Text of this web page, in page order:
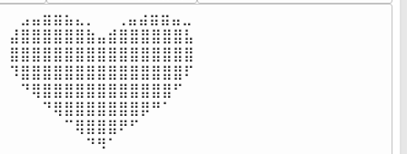
⠀⣠⣤⣶⣶⣦⣄⡀  ⠀⢀⣤⣴⣶⣶⣤⣀⠀
⣼⣿⣿⣿⣿⣿⣿⣷⣤⣾⣿⣿⣿⣿⣿⣿⣧
⣿⣿⣿⣿⣿⣿⣿⣿⣿⣿⣿⣿⣿⣿⣿⣿⣿
⠹⣿⣿⣿⣿⣿⣿⣿⣿⣿⣿⣿⣿⣿⣿⣿⠏
⠀⠙⢿⣿⣿⣿⣿⣿⣿⣿⣿⣿⣿⣿⣿⠋⠀
⠀⠀⠀⠙⢿⣿⣿⣿⣿⣿⣿⣿⡿⠛⠁⠀⠀
⠀⠀⠀⠀⠀⠉⢿⣿⣿⣿⠟⠋⠀⠀⠀⠀⠀
⠀⠀⠀⠀⠀⠀⠀⠙⠻⠁⠀⠀⠀⠀⠀⠀⠀⠀⠀⠀⠀⠀⠀